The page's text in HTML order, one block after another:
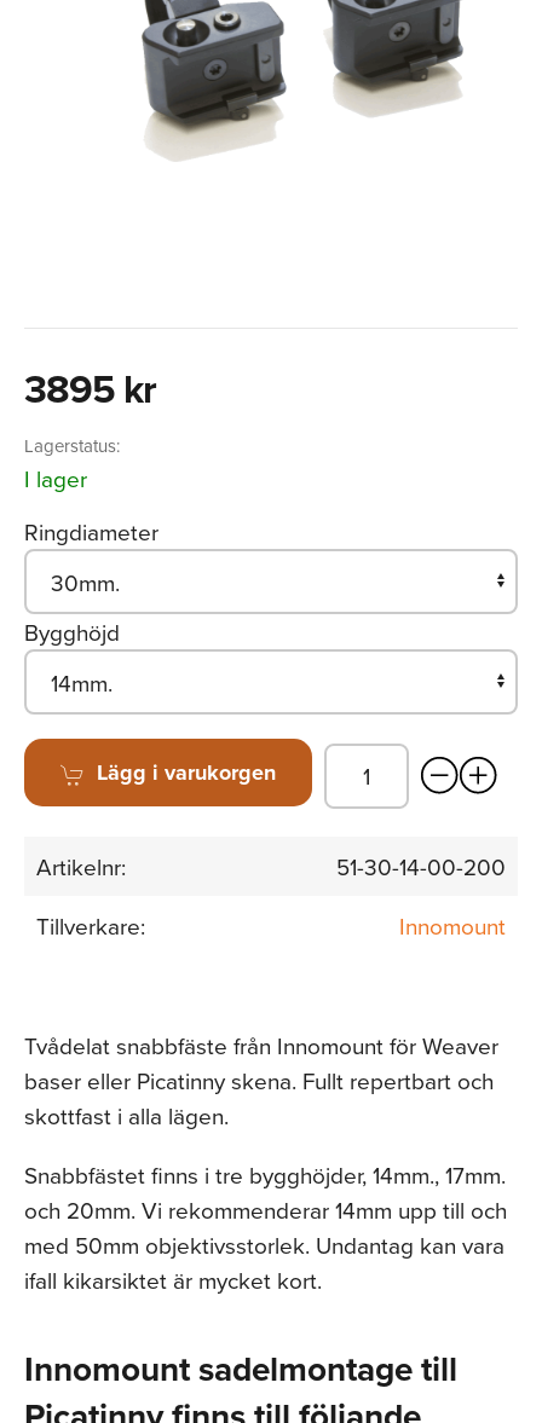
3895 kr
Lagerstatus:
I lager
Ringdiameter
Bygghöjd
Lägg i varukorgen
Artikelnr:
51-30-14-00-200
Tillverkare:
Innomount
Tvådelat snabbfäste från Innomount för Weaver
baser eller Picatinny skena. Fullt repertbart och
skottfast i alla lägen.
Snabbfästet finns i tre bygghöjder, 14mm., 17mm.
och 20mm. Vi rekommenderar 14mm upp till och
med 50mm objektivsstorlek. Undantag kan vara
ifall kikarsiktet är mycket kort.
Innomount sadelmontage till